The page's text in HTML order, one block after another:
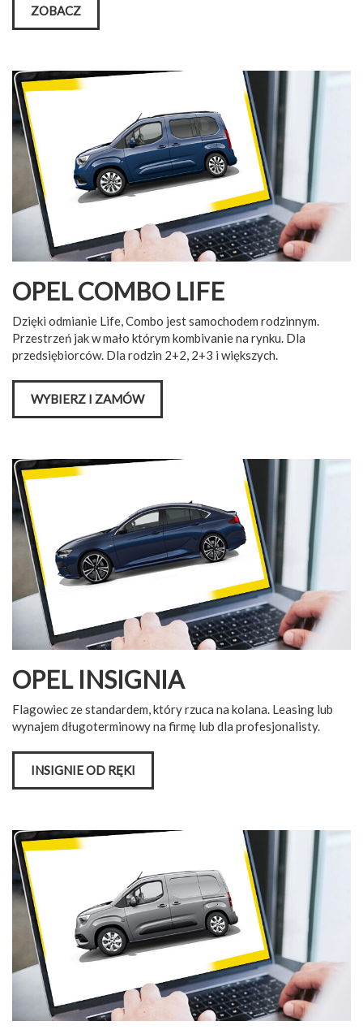
ZOBACZ
OPEL COMBO LIFE
Dzięki odmianie Life, Combo jest samochodem rodzinnym.
Przestrzeń jak w mało którym kombivanie na rynku. Dla
przedsiębiorców. Dla rodzin 2+2, 2+3 i większych.
WYBIERZ I ZAMÓW
OPEL INSIGNIA
Flagowiec ze standardem, który rzuca na kolana. Leasing lub
wynajem długoterminowy na firmę lub dla profesjonalisty.
INSIGNIE OD RĘKI